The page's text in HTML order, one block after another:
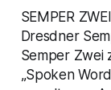
SEMPER
Dresdner
Semper Zwei
„Spoken